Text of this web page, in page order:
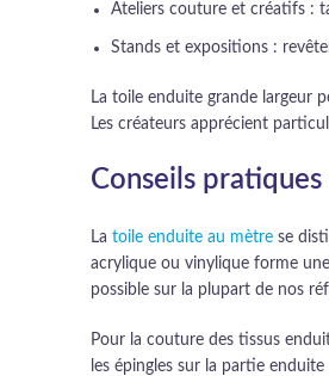
Ateliers couture et créatifs :
Stands et expositions :
La toile enduite grande largeur
Les créateurs apprécient
Conseils
La toile enduite au mètre se
acrylique ou vinylique forme
possible sur la plupart de nos
Pour la couture des tissus
les épingles sur la partie